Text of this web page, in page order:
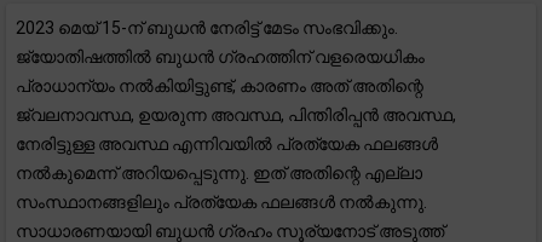
2023 മെയ് 15-ന് ബുധൻ നേരിട്ട് മേടം സംഭവിക്കും.
ജ്യോതിഷത്തിൽ ബുധൻ ഗ്രഹത്തിന് വളരെയധികം
പ്രാധാന്യം നൽകിയിട്ടുണ്ട്, കാരണം അത് അതിന്റെ
ജ്വലനാവസ്ഥ, ഉയരുന്ന അവസ്ഥ, പിന്തിരിപ്പൻ അവസ്ഥ,
നേരിട്ടുള്ള അവസ്ഥ എന്നിവയിൽ പ്രത്യേക ഫലങ്ങൾ
നൽകുമെന്ന് അറിയപ്പെടുന്നു. ഇത് അതിന്റെ എല്ലാ
സംസ്ഥാനങ്ങളിലും പ്രത്യേക ഫലങ്ങൾ നൽകുന്നു.
സാധാരണയായി ബുധൻ ഗ്രഹം സൂര്യനോട് അടുത്ത്